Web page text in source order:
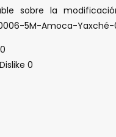
sobre la
5M-Amoca-Yaxché-
0
0